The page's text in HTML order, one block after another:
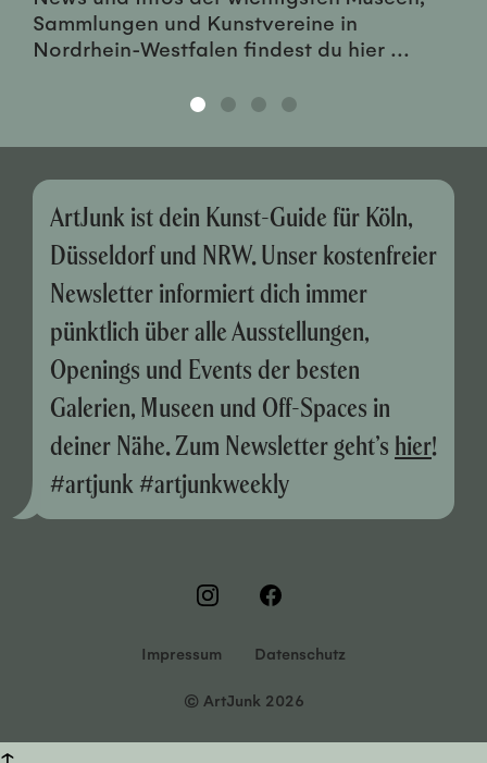
Sammlungen und Kunstvereine in
Nordrhein-Westfalen findest du hier ...
ArtJunk ist dein Kunst-Guide für Köln,
Düsseldorf und NRW. Unser kostenfreier
Newsletter informiert dich immer
pünktlich über alle Ausstellungen,
Openings und Events der besten
Galerien, Museen und Off-Spaces in
deiner Nähe. Zum Newsletter geht’s hier!
#artjunk #artjunkweekly
Impressum Datenschutz
© ArtJunk 2026